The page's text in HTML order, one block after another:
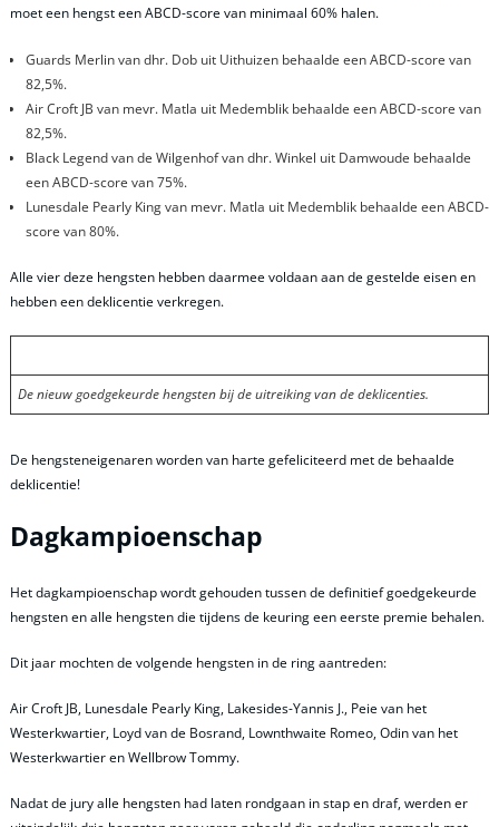
moet een hengst een ABCD-score van minimaal 60% halen.
Guards Merlin van dhr. Dob uit Uithuizen behaalde een ABCD-score van
82,5%.
Air Croft JB van mevr. Matla uit Medemblik behaalde een ABCD-score van
82,5%.
Black Legend van de Wilgenhof van dhr. Winkel uit Damwoude behaalde
een ABCD-score van 75%.
Lunesdale Pearly King van mevr. Matla uit Medemblik behaalde een ABCD-
score van 80%.
Alle vier deze hengsten hebben daarmee voldaan aan de gestelde eisen en
hebben een deklicentie verkregen.
De nieuw goedgekeurde hengsten bij de uitreiking van de deklicenties.
De hengsteneigenaren worden van harte gefeliciteerd met de behaalde
deklicentie!
Dagkampioenschap
Het dagkampioenschap wordt gehouden tussen de definitief goedgekeurde
hengsten en alle hengsten die tijdens de keuring een eerste premie behalen.
Dit jaar mochten de volgende hengsten in de ring aantreden:
Air Croft JB, Lunesdale Pearly King, Lakesides-Yannis J., Peie van het
Westerkwartier, Loyd van de Bosrand, Lownthwaite Romeo, Odin van het
Westerkwartier en Wellbrow Tommy.
Nadat de jury alle hengsten had laten rondgaan in stap en draf, werden er